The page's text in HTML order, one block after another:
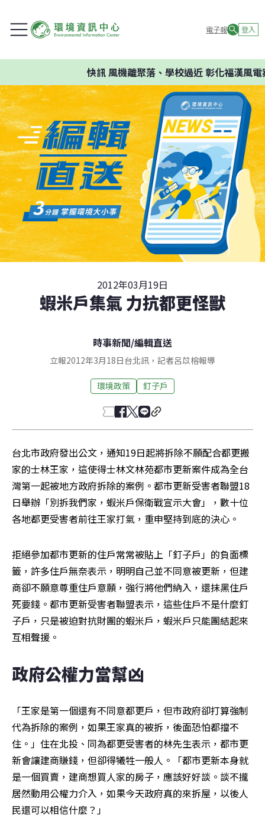
電子報 登入
快訊風機離聚落、學校過近 彰化福漢風電案
2012年03月19日
蝦米戶集氣 力抗都更怪獸
時事新聞/編輯直送
立報2012年3月18日台北訊，記者呂苡榕報導
環境政策 釘子戶
台北市政府發出公文，通知19日起將拆除不願配合都更搬
家的士林王家，這使得士林文林苑都市更新案件成為全台
灣第一起被地方政府拆除的案例。都市更新受害者聯盟18
日舉辦「別拆我們家，蝦米戶保衛戰宣示大會」，數十位
各地都更受害者前往王家打氣，重申堅持到底的決心。
拒絕參加都市更新的住戶常常被貼上「釘子戶」的負面標
籤，許多住戶無奈表示，明明自己並不同意被更新，但建
商卻不願意尊重住戶意願，強行將他們納入，還抹黑住戶
死要錢。都市更新受害者聯盟表示，這些住戶不是什麼釘
子戶，只是被迫對抗財團的蝦米戶，蝦米戶只能團結起來
互相聲援。
政府公權力當幫凶
「王家是第一個還有不同意都更戶，但市政府卻打算強制
代為拆除的案例，如果王家真的被拆，後面恐怕都擋不
住。」住在北投、同為都更受害者的林先生表示，都市更
新會讓建商賺錢，但卻得犧牲一般人。「都市更新本身就
是一個買賣，建商想買人家的房子，應該好好談。談不攏
居然動用公權力介入，如果今天政府真的來拆屋，以後人
民還可以相信什麼？」